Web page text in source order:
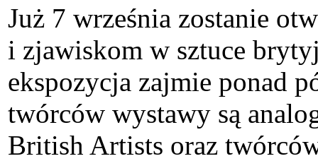
Już 7 września zostanie
i zjawiskom w sztuce
ekspozycja zajmie ponad
twórców wystawy są
British Artists oraz